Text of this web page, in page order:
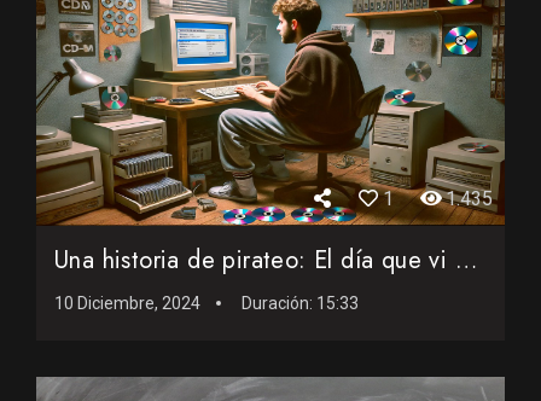
1 1.435
Una historia de pirateo: El día que vi por primera vez un C...
10 Diciembre, 2024 Duración: 15:33